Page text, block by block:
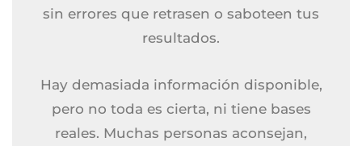
sin errores que retrasen o saboteen tus
resultados.
Hay demasiada información disponible,
pero no toda es cierta, ni tiene bases
reales. Muchas personas aconsejan,